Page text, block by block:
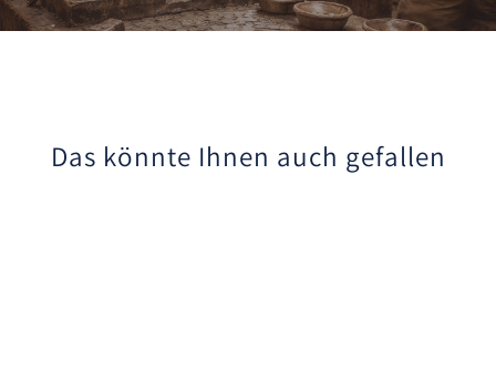
Das könnte Ihnen auch gefallen